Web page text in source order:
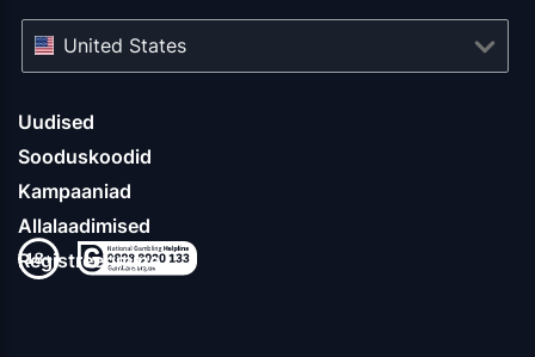
Uudised
Sooduskoodid
Kampaaniad
Allalaadimised
Registreerimine
United States